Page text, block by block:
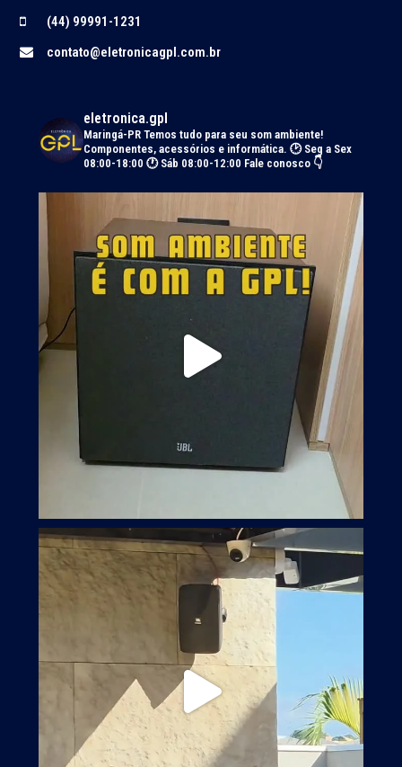
(44) 99991-1231
contato@eletronicagpl.com.br
eletronica.gpl
Maringá-PRTemos tudo para seu som ambiente!
Componentes, acessórios e informática. 🕑 Seg a Sex
08:00-18:00 🕐 Sáb 08:00-12:00 Fale conosco 👇